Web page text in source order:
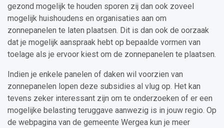
gezond mogelijk te houden sporen zij dan ook zoveel
mogelijk huishoudens en organisaties aan om
zonnepanelen te laten plaatsen. Dit is dan ook de oorzaak
dat je mogelijk aanspraak hebt op bepaalde vormen van
toelage als je ervoor kiest om de zonnepanelen te plaatsen.
Indien je enkele panelen of daken wil voorzien van
zonnepanelen lopen deze subsidies al vlug op. Het kan
tevens zeker interessant zijn om te onderzoeken of er een
mogelijke belasting teruggave aanwezig is in jouw regio. Op
de webpagina van de gemeente Wergea kun je meer